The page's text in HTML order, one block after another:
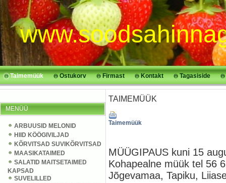
Taimemüük Ostukorv Firmast Kontakt Tagasiside
MENÜÜ
ARBUUSID MELONID
HIID KÖÖGIVILJAD
KÕRVITSAD SUVIKÕRVITSAD
MAASIKATAIMED
SALATID MAITSETAIMED
KAPSAD
SUVELILLED
TAIMEMÜÜK
Taimemüük
MÜÜGIPAUS kuni 15
Kohapealne müük tel 56
Jõgevamaa, Tapiku,